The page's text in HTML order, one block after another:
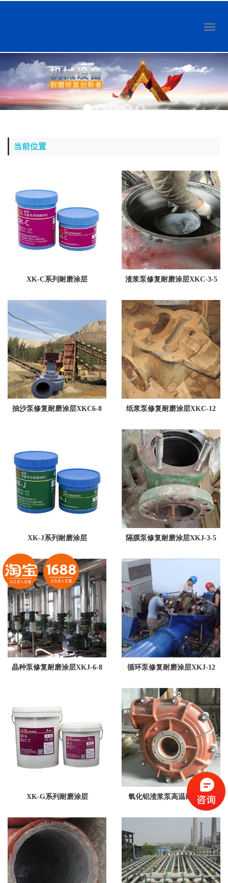
当前位置
XK-C系列耐磨涂层 渣浆泵修复耐磨涂层XKC-3-5
抽沙泵修复耐磨涂层XKC6-8 纸浆泵修复耐磨涂层XKC-12
XK-J系列耐磨涂层 隔膜泵修复耐磨涂层XKJ-3-5
晶种泵修复耐磨涂层XKJ-6-8 循环泵修复耐磨涂层XKJ-12
XK-G系列耐磨涂层 氧化铝渣浆泵高温耐磨涂层
XKG-3-5